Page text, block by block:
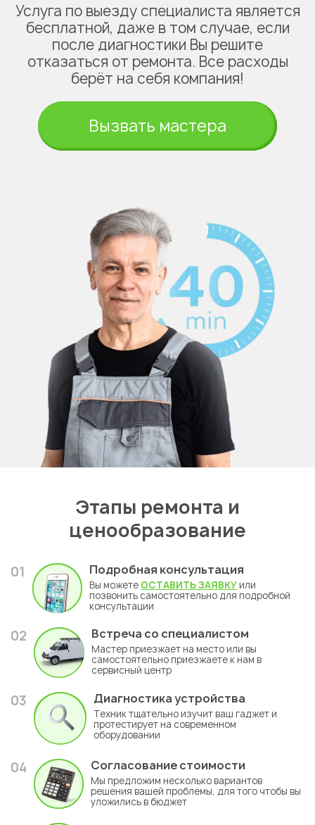
Услуга по выезду специалиста является
бесплатной, даже в том случае, если
после диагностики Вы решите
отказаться от ремонта. Все расходы
берёт на себя компания!
Вызвать мастера
Этапы ремонта и
ценообразование
01 Подробная консультация
Вы можете ОСТАВИТЬ ЗАЯВКУ или
позвонить самостоятельно для подробной
консультации
02 Встреча со специалистом
Мастер приезжает на место или вы
самостоятельно приезжаете к нам в
сервисный центр
03 Диагностика устройства
Техник тщательно изучит ваш гаджет и
протестирует на современном
оборудовании
04 Согласование стоимости
Мы предложим несколько вариантов
решения вашей проблемы, для того чтобы вы
уложились в бюджет